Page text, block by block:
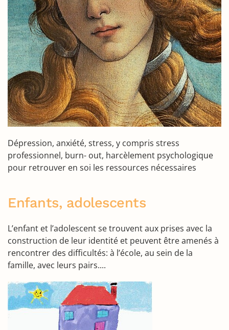
Dépression, anxiété, stress, y compris stress
professionnel, burn- out, harcèlement psychologique
pour retrouver en soi les ressources nécessaires
Enfants, adolescents
L’enfant et l’adolescent se trouvent aux prises avec la
construction de leur identité et peuvent être amenés à
rencontrer des difficultés: à l’école, au sein de la
famille, avec leurs pairs....